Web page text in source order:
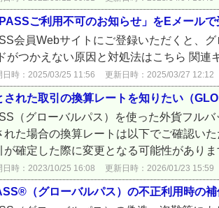
ご利用不可のお知らせ」をEメール
会員Webサイトにご登録いただくと、
がつかえない原因と対処法はこちら 関
日時：2025/03/25 11:56 更新日時：2025/03/27 12:12
された取引の換算レートを知りたい（
（グローバルパス）を使った外貨フル
れた場合の換算レートは以下でご確認い
が確定した際に変更となる可能性があり
日時：2023/10/25 16:08 更新日時：2026/01/23 15:59
（グローバルパス）の不正利用時の